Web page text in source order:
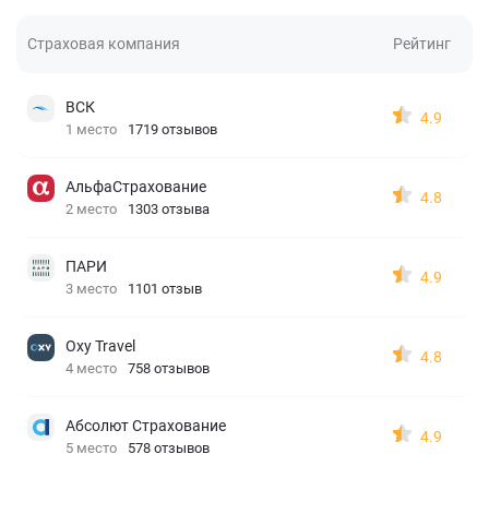
Страховая компания Рейтинг
ВСК
1 место 1719 отзывов
4.9
АльфаСтрахование
2 место 1303 отзыва
4.8
ПАРИ
3 место 1101 отзыв
4.9
Oxy Travel
4 место 758 отзывов
4.8
Абсолют Страхование
5 место 578 отзывов
4.9